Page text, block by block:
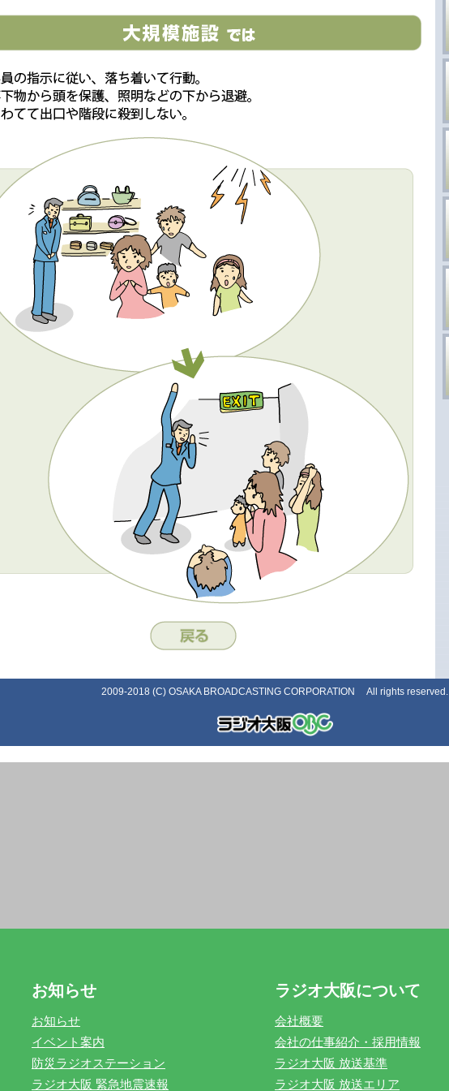
2009-2018 (C) OSAKA BROADCASTING CORPORATION All rights reserved.
お知らせ
お知らせ
イベント案内
防災ラジオステーション
ラジオ大阪 緊急地震速報
ラジオ大阪について
会社概要
会社の仕事紹介・採用情報
ラジオ大阪 放送基準
ラジオ大阪 放送エリア